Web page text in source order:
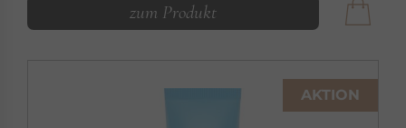
zum Produkt
AKTION